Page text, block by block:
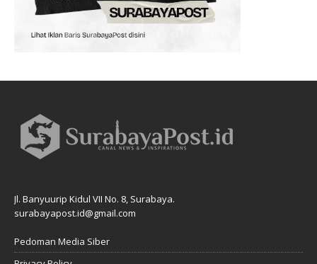
Jl. Banyuurip Kidul VII No. 8, Surabaya.
surabayapost.id@gmail.com
Pedoman Media Siber